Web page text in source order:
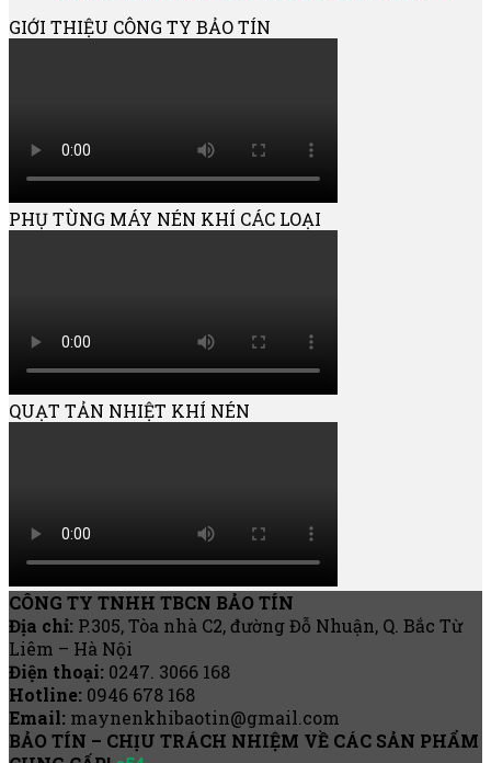
GIỚI THIỆU CÔNG TY BẢO TÍN
PHỤ TÙNG MÁY NÉN KHÍ CÁC LOẠI
QUẠT TẢN NHIỆT KHÍ NÉN
CÔNG TY TNHH TBCN BẢO TÍN
Địa chỉ: P.305, Tòa nhà C2, đường Đỗ Nhuận, Q. Bắc Từ
Liêm – Hà Nội
Điện thoại: 0247. 3066 168
Hotline: 0946 678 168
Email: maynenkhibaotin@gmail.com
BẢO TÍN – CHỊU TRÁCH NHIỆM VỀ CÁC SẢN PHẨM